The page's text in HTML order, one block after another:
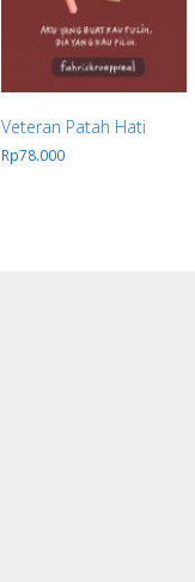
Veteran Patah Hati
Rp78.000